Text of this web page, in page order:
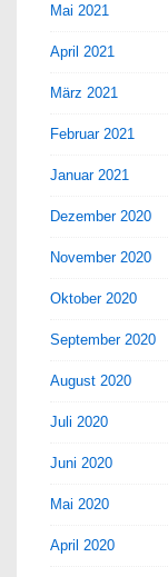
Mai 2021
April 2021
März 2021
Februar 2021
Januar 2021
Dezember 2020
November 2020
Oktober 2020
September 2020
August 2020
Juli 2020
Juni 2020
Mai 2020
April 2020